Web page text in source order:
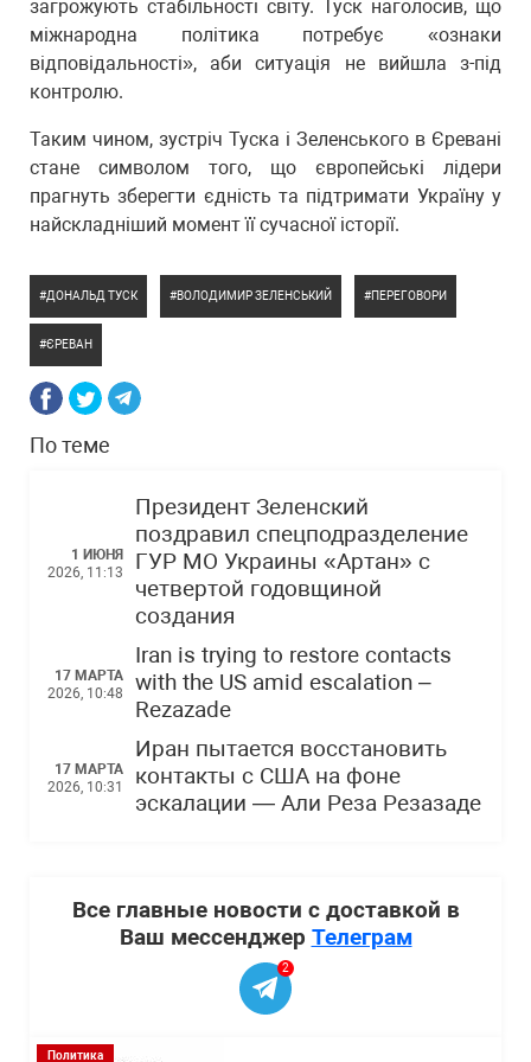
загрожують стабільності світу. Туск наголосив, що
міжнародна політика потребує «ознаки
відповідальності», аби ситуація не вийшла з-під
контролю.
Таким чином, зустріч Туска і Зеленського в Єревані
стане символом того, що європейські лідери
прагнуть зберегти єдність та підтримати Україну у
найскладніший момент її сучасної історії.
ДОНАЛЬД ТУСК ВОЛОДИМИР ЗЕЛЕНСЬКИЙ ПЕРЕГОВОРИ
ЄРЕВАН
По теме
1 ИЮНЯ
2026, 11:13
Президент Зеленский
поздравил спецподразделение
ГУР МО Украины «Артан» с
четвертой годовщиной
создания
17 МАРТА
2026, 10:48
Iran is trying to restore contacts
with the US amid escalation –
Rezazade
17 МАРТА
2026, 10:31
Иран пытается восстановить
контакты с США на фоне
эскалации — Али Реза Резазаде
Все главные новости с доставкой в
Ваш мессенджер Телеграм
2
Политика